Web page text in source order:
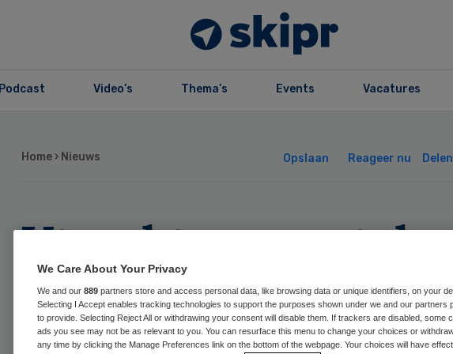
Podcast Video’s Thema’s Events Vacatures
Home › Nieuws Opslaan Reageer nu Delen
Utrechtse zorg
We Care About Your Privacy
We and our 889 partners store and access personal data, like browsing data or unique identifiers, on your
Selecting I Accept enables tracking technologies to support the purposes shown under we and our partners
to provide. Selecting Reject All or withdrawing your consent will disable them. If trackers are disabled, some
ads you see may not be as relevant to you. You can resurface this menu to change your choices or
any time by clicking the Manage Preferences link on the bottom of the webpage. Your choices will have